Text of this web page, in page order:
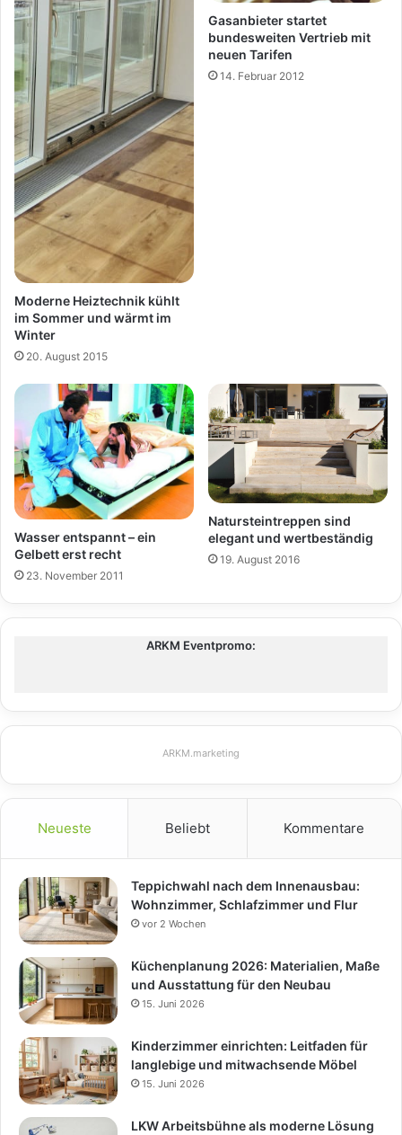
Moderne Heiztechnik kühlt
im Sommer und wärmt im
Winter
20. August 2015
Gasanbieter startet
bundesweiten Vertrieb mit
neuen Tarifen
14. Februar 2012
Wasser entspannt – ein
Gelbett erst recht
23. November 2011
Natursteintreppen sind
elegant und wertbeständig
19. August 2016
ARKM Eventpromo:
ARKM.marketing
Neueste Beliebt Kommentare
Teppichwahl nach dem Innenausbau:
Wohnzimmer, Schlafzimmer und Flur
vor 2 Wochen
Küchenplanung 2026: Materialien, Maße
und Ausstattung für den Neubau
15. Juni 2026
Kinderzimmer einrichten: Leitfaden für
langlebige und mitwachsende Möbel
15. Juni 2026
LKW Arbeitsbühne als moderne Lösung